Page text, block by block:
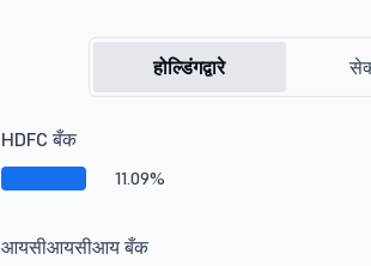
होल्डिंगद्वारे
HDFC बँक
11.09%
आयसीआयसीआय बँक